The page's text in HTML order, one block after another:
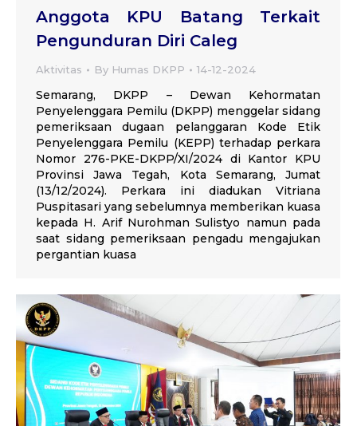
Anggota KPU Batang Terkait
Pengunduran Diri Caleg
Aktivitas By Humas DKPP 14-12-2024
Semarang, DKPP – Dewan Kehormatan
Penyelenggara Pemilu (DKPP) menggelar sidang
pemeriksaan dugaan pelanggaran Kode Etik
Penyelenggara Pemilu (KEPP) terhadap perkara
Nomor 276-PKE-DKPP/XI/2024 di Kantor KPU
Provinsi Jawa Tegah, Kota Semarang, Jumat
(13/12/2024). Perkara ini diadukan Vitriana
Puspitasari yang sebelumnya memberikan kuasa
kepada H. Arif Nurohman Sulistyo namun pada
saat sidang pemeriksaan pengadu mengajukan
pergantian kuasa